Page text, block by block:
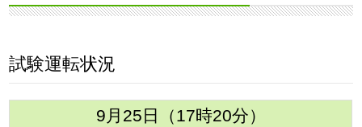
試験運転状況
9月25日（17時20分）